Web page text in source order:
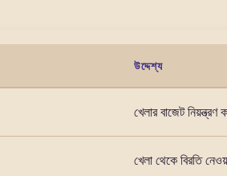
উদ্দেশ্য
খেলার বাজেট নিয়ন্ত্রণ
খেলা থেকে বিরতি